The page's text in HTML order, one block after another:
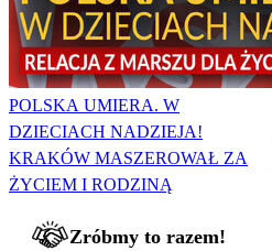
POLSKA UMIERA. W
DZIECIACH NADZIEJA!
KRAKÓW MASZEROWAŁ ZA
ŻYCIEM I RODZINĄ
Zróbmy to razem!